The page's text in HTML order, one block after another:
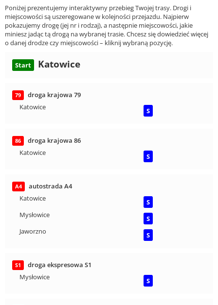
Poniżej prezentujemy interaktywny przebieg Twojej trasy. Drogi i
miejscowości są uszeregowane w kolejności przejazdu. Najpierw
pokazujemy drogę (jej nr i rodzaj), a następnie miejscowości, jakie
miniesz jadąc tą drogą na wybranej trasie. Chcesz się dowiedzieć więcej
o danej drodze czy miejscowości – kliknij wybraną pozycję.
Start Katowice
79
droga krajowa 79
Katowice
S
86
droga krajowa 86
Katowice
S
A4
autostrada A4
Katowice
S
Mysłowice
S
Jaworzno
S
S1
droga ekspresowa S1
Mysłowice
S